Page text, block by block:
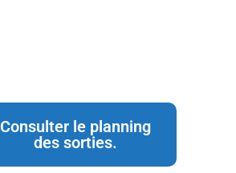
Consulter le planning
des sorties.